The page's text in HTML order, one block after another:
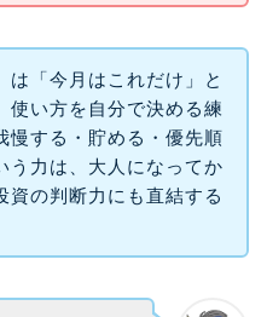
は「今月はこれだけ」と
使い方を自分で決める練
慢する・貯める・優先順
う力は、大人になってか
資の判断力にも直結する